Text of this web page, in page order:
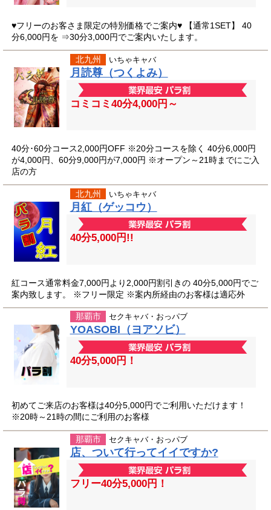
♥フリーのお客さま限定の特別価格でご案内♥ 【通常1SET】 40
分6,000円を ⇒30分3,000円でご案内いたします。
北九州 いちゃキャバ
月読尊（つくよみ）
コミコミ40分4,000円～
40分･60分コース2,000円OFF ※20分コースを除く 40分6,000円
が4,000円、60分9,000円が7,000円 ※オープン～21時までにご入
店の方
北九州 いちゃキャバ
月紅（ゲッコウ）
40分5,000円!!
紅コース通常料金7,000円より2,000円割引きの 40分5,000円でご
案内致します。 ※フリー限定 ※案内所経由のお客様は適応外
那覇市 セクキャバ・おっパブ
YOASOBI（ヨアソビ）
40分5,000円！
初めてご来店のお客様は40分5,000円でご利用いただけます！
※20時～21時の間にご利用のお客様
那覇市 セクキャバ・おっパブ
店、ついて行ってイイですか?
フリー40分5,000円！